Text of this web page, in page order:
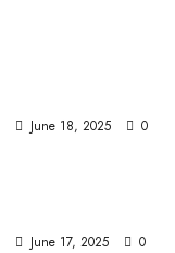
June 18, 2025 0
June 17, 2025 0